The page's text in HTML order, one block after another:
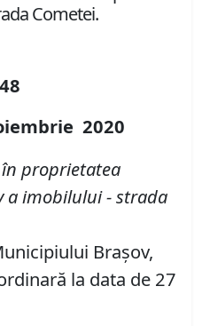
Cometei.
2020
proprietatea
a imobilului-strada
Brașov,
la data de 27